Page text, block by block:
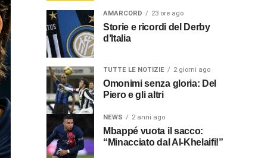
AMARCORD 23 ore ago
Storie e ricordi del Derby
d’Italia
TUTTE LE NOTIZIE 2 giorni ago
Omonimi senza gloria: Del
Piero e gli altri
NEWS 2 anni ago
Mbappé vuota il sacco:
“Minacciato dal Al-Khelaifi!”